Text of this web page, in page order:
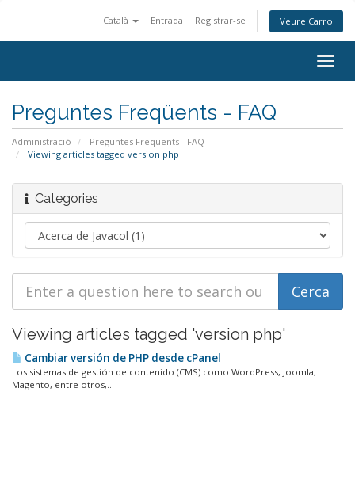
Català Entrada Registrar-se Veure Carro
Preguntes Freqüents - FAQ
Administració
Preguntes Freqüents - FAQ
Viewing articles tagged version php
Categories
Viewing articles tagged 'version php'
Cambiar versión de PHP desde cPanel
Los sistemas de gestión de contenido (CMS) como WordPress, Joomla,
Magento, entre otros,...